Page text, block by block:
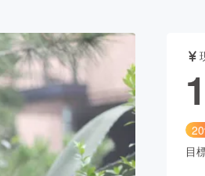
舞台・パフォーマ
フード・飲食店
アニメ・漫画
目